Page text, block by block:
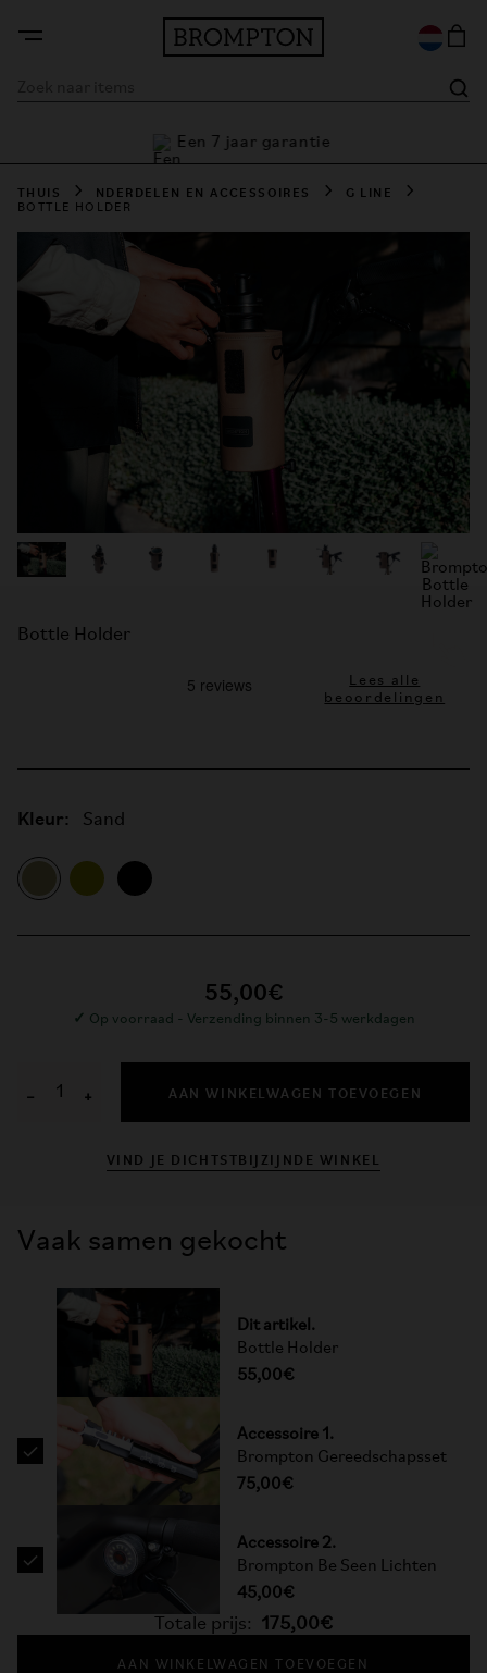
Een 7 jaar garantie
THUIS NDERDELEN EN ACCESSOIRES G LINE
BOTTLE HOLDER
Bottle Holder
Lees alle
beoordelingen
Kleur: Sand
55,00€
✓ Op voorraad - Verzending binnen 3-5 werkdagen
− + AAN WINKELWAGEN TOEVOEGEN
VIND JE DICHTSTBIJZIJNDE WINKEL
Vaak samen gekocht
Dit artikel.
Bottle Holder
55,00€
Accessoire 1.
Brompton Gereedschapsset
75,00€
Accessoire 2.
Brompton Be Seen Lichten
45,00€
Totale prijs: 175,00€
AAN WINKELWAGEN TOEVOEGEN